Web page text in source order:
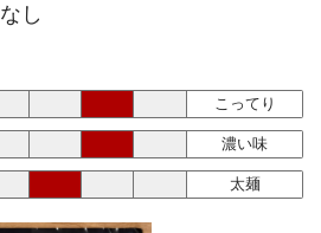
し
こってり
濃い味
太麺